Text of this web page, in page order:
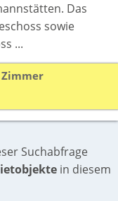
Das
sowie
...
Suchabfrage
in diesem